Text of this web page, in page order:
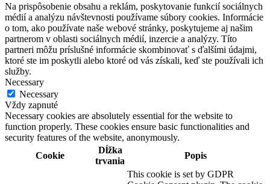
Na prispôsobenie obsahu a reklám, poskytovanie funkcií sociálnych
médií a analýzu návštevnosti používame súbory cookies. Informácie
o tom, ako používate naše webové stránky, poskytujeme aj našim
partnerom v oblasti sociálnych médií, inzercie a analýzy. Títo
partneri môžu príslušné informácie skombinovať s ďalšími údajmi,
ktoré ste im poskytli alebo ktoré od vás získali, keď ste používali ich
služby.
Necessary
Necessary
Vždy zapnuté
Necessary cookies are absolutely essential for the website to
function properly. These cookies ensure basic functionalities and
security features of the website, anonymously.
Cookie
Dĺžka
trvania
Popis
This cookie is set by GDPR